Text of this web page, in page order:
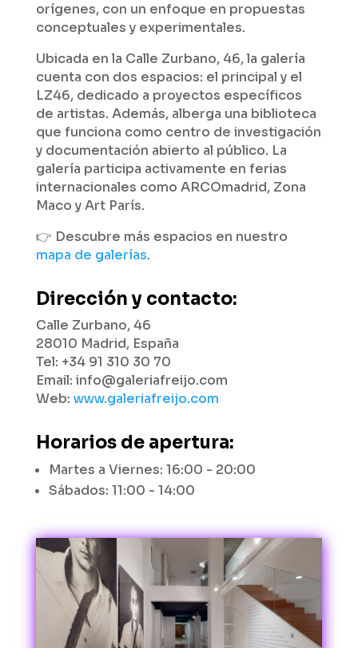
orígenes, con un enfoque en propuestas
conceptuales y experimentales.
Ubicada en la Calle Zurbano, 46, la galería
cuenta con dos espacios: el principal y el
LZ46, dedicado a proyectos específicos
de artistas. Además, alberga una biblioteca
que funciona como centro de investigación
y documentación abierto al público. La
galería participa activamente en ferias
internacionales como ARCOmadrid, Zona
Maco y Art París.
👉 Descubre más espacios en nuestro
mapa de galerías.
Dirección y contacto:
Calle Zurbano, 46
28010 Madrid, España
Tel: +34 91 310 30 70
Email: info@galeriafreijo.com
Web: www.galeriafreijo.com
Horarios de apertura:
Martes a Viernes: 16:00 - 20:00
Sábados: 11:00 - 14:00